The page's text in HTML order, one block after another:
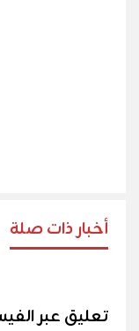
أخبار ذات صلة
تعليق عبر